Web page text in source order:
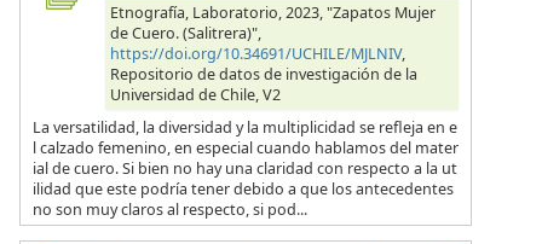
Etnografía, Laboratorio, 2023, "Zapatos Mujer
de Cuero. (Salitrera)",
https://doi.org/10.34691/UCHILE/MJLNIV,
Repositorio de datos de investigación de la
Universidad de Chile, V2
La versatilidad, la diversidad y la multiplicidad se refleja en e
l calzado femenino, en especial cuando hablamos del mater
ial de cuero. Si bien no hay una claridad con respecto a la ut
ilidad que este podría tener debido a que los antecedentes
no son muy claros al respecto, si pod...